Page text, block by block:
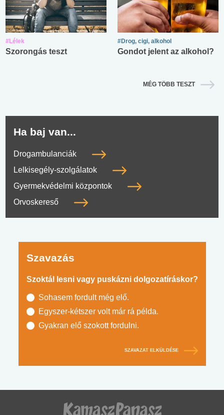
#Lélek
Szorongás teszt
#Drog, cigi, alkohol
Gondot jelent az alkohol?
MÉG TÖBB TESZT
Ha baj van...
Drogambulanciák
Lelkisegély-szolgálatok
Gyermekvédelmi központok
Orvoskereső
Szavazás
Szoktál lesni vagy puskázni dolgozatíráskor?
Sohasem fordult még elő.
Egyszer-kétszer volt már rá példa.
Gyakran elő szokott fordulni.
SZAVAZAT ELKÜLDÉSE